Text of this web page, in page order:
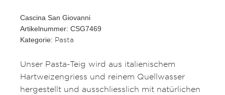
Cascina San Giovanni
Artikelnummer: CSG7469
Kategorie: Pasta
Unser Pasta-Teig wird aus italienischem
Hartweizengriess und reinem Quellwasser
hergestellt und ausschliesslich mit natürlichen